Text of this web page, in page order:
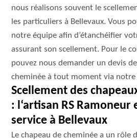
nous réalisons souvent le
les particuliers à Bellevaux. Vous
notre équipe afin d’étanchéifier
assurant son scellement. Pour le
pouvez nous demander un devis
cheminée à tout moment via notre
Scellement des
: l‘artisan RS Ramoneur
service à Bellevaux
Le chapeau de cheminée a un rôle